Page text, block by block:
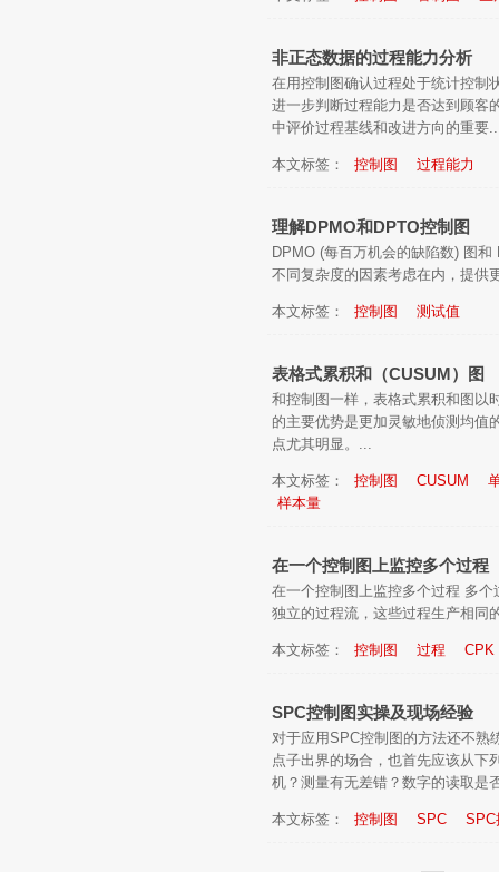
非正态数据的过程能力分析
在用控制图确认过程处于统计控制
进一步判断过程能力是否达到顾客
中评价过程基线和改进方向的重要
本文标签： 控制图 过程能力
理解DPMO和DPTO控制图
DPMO (每百万机会的缺陷数) 图
不同复杂度的因素考虑在内，提供
本文标签： 控制图 测试值
表格式累积和（CUSUM）图
和控制图一样，表格式累积和图以
的主要优势是更加灵敏地侦测均值
点尤其明显。...
本文标签： 控制图 CUSUM
样本量
在一个控制图上监控多个过程
在一个控制图上监控多个过程 多
独立的过程流，这些过程生产相同
本文标签： 控制图 过程 CPK
SPC控制图实操及现场经验
对于应用SPC控制图的方法还不熟
点子出界的场合，也首先应该从下
机？测量有无差错？数字的读取是
本文标签： 控制图 SPC